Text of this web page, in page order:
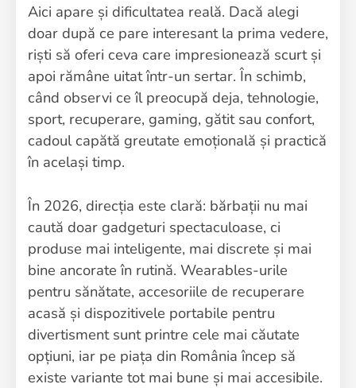
Aici apare și dificultatea reală. Dacă alegi
doar după ce pare interesant la prima vedere,
riști să oferi ceva care impresionează scurt și
apoi rămâne uitat într-un sertar. În schimb,
când observi ce îl preocupă deja, tehnologie,
sport, recuperare, gaming, gătit sau confort,
cadoul capătă greutate emoțională și practică
în același timp.
În 2026, direcția este clară: bărbații nu mai
caută doar gadgeturi spectaculoase, ci
produse mai inteligente, mai discrete și mai
bine ancorate în rutină. Wearables-urile
pentru sănătate, accesoriile de recuperare
acasă și dispozitivele portabile pentru
divertisment sunt printre cele mai căutate
opțiuni, iar pe piața din România încep să
existe variante tot mai bune și mai accesibile.